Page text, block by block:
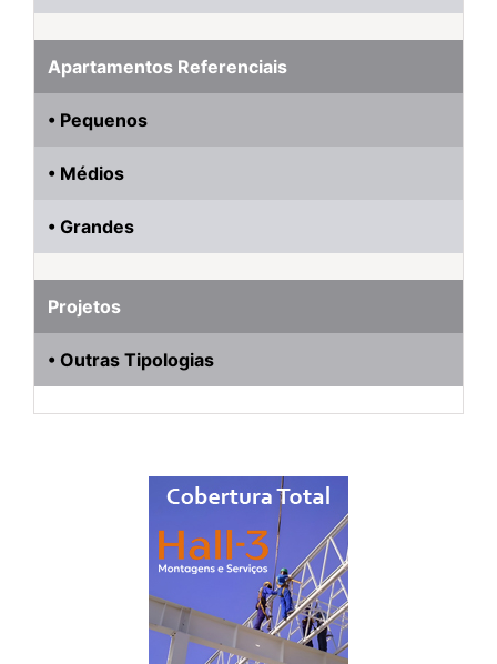
Apartamentos Referenciais
• Pequenos
• Médios
• Grandes
Projetos
• Outras Tipologias